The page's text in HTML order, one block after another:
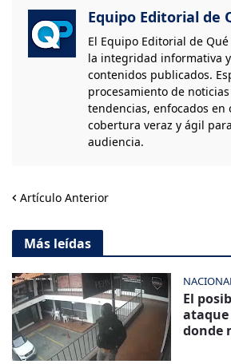
Equipo Editorial de
El Equipo Editorial de
la integridad informativa
contenidos publicados.
procesamiento de
tendencias, enfocados en
cobertura veraz y ágil
audiencia.
Artículo Anterior
Más leídas
El
ataque
donde